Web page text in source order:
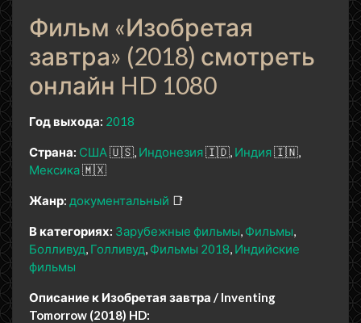
Фильм «Изобретая
завтра» (2018) смотреть
онлайн HD 1080
Год выхода: 2018
Страна: США 🇺🇸 Индонезия🇮🇩 Индия🇮🇳
Мексика🇲🇽
Жанр: документальный 📑
В категориях: Зарубежные фильмы Фильмы
Болливуд Голливуд Фильмы 2018 Индийские
фильмы
Описание к Изобретая завтра / Inventing
Tomorrow (2018) HD: